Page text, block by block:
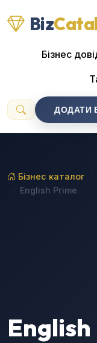
Biz
Бізнес
ДОДАТИ
Бізнес каталог
English Prime